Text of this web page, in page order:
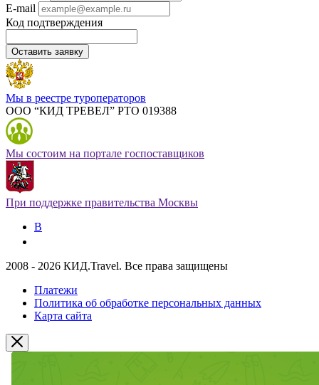
E-mail
Код подтверждения
Оставить заявку
Мы в реестре туроператоров
ООО “КИД ТРЕВЕЛ” РТО 019388
Мы состоим на портале госпоставщиков
При поддержке правительства Москвы
В
2008 - 2026 КИД.Travel. Все права защищены
Платежи
Политика об обработке персональных данных
Карта сайта